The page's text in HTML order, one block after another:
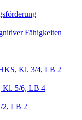
Fähigkeiten
Kl. 3/4, LB 2
Kl. 5/6, LB 4
2, LB 2